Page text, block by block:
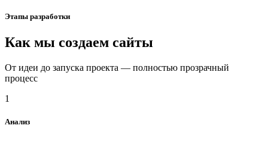
Этапы разработки
Как мы создаем сайты
От идеи до запуска проекта — полностью прозрачный
процесс
1
Анализ